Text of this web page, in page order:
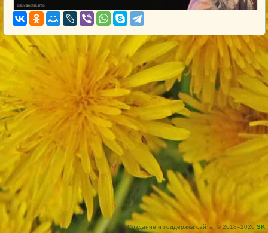
Создание и поддержка сайта: © 2018–2026 SK